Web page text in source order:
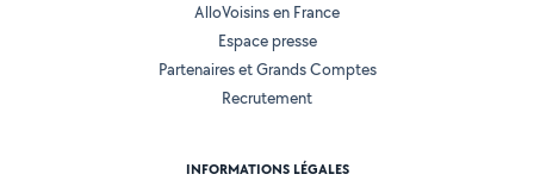
AlloVoisins en France
Espace presse
Partenaires et Grands Comptes
Recrutement
INFORMATIONS LÉGALES